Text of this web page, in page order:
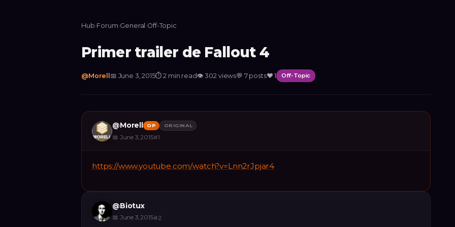
Hub›Forum›General ›Off-Topic
Primer trailer de Fallout 4
@Morell 📅 June 3, 2015⏱2 min read👁302 views💬 7 posts❤️1 Off-Topic
@Morell OP ORIGINAL
📅 June 3, 2015#1
https://www.youtube.com/watch?v=Lnn2rJpjar4
@Biotux
📅 June 3, 2015#2